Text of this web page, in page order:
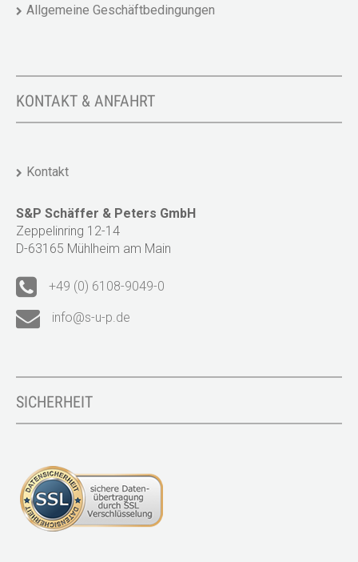
Allgemeine Geschäftbedingungen
KONTAKT & ANFAHRT
Kontakt
S&P Schäffer & Peters GmbH
Zeppelinring 12-14
D-63165 Mühlheim am Main
+49 (0) 6108-9049-0
info@s-u-p.de
SICHERHEIT